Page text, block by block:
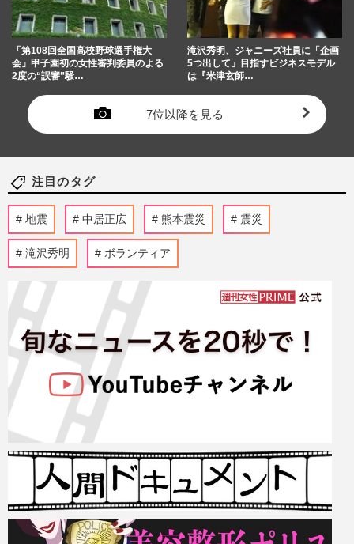
「第108回全国高校野球選手権大
会」甲子園初の女性審判委員のよる
2度の“誤審”騒…
滝沢秀明、ジャニーズ社員に「企画
5つ出して」目指すビジネスモデル
は『米津玄師…
7位以降を見る
注目のタグ
地震 中居正広 熊本震災 震災
滝沢秀明 ボランティア